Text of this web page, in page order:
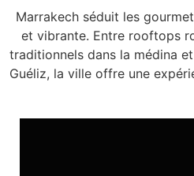
Marrakech séduit les
et vibrante. Entre rooftops
traditionnels dans la médina
Guéliz, la ville offre une